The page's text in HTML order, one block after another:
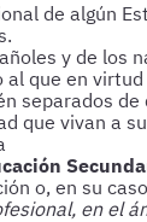
de algún
y de los
que en
que vivan a
o, en su
en el